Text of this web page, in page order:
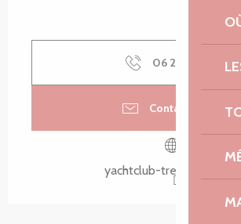
06 22 41 61 ▒▒
Contactez-nous
yachtclub-trebeurden.com